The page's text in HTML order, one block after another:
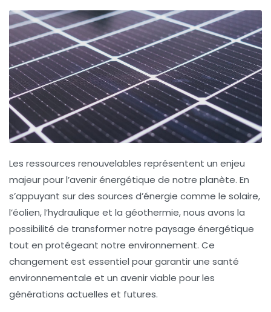
Les ressources renouvelables représentent un enjeu
majeur pour l’avenir énergétique de notre planète. En
s’appuyant sur des sources d’énergie comme le solaire,
l’éolien, l’hydraulique et la géothermie, nous avons la
possibilité de transformer notre paysage énergétique
tout en protégeant notre environnement. Ce
changement est essentiel pour garantir une santé
environnementale et un avenir viable pour les
générations actuelles et futures.